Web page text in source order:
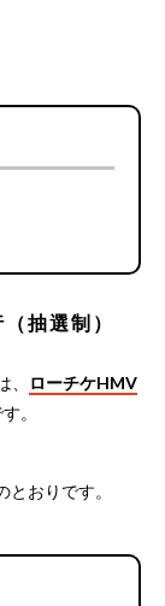
抽選制）
ローチケHMV
。
とおりです。